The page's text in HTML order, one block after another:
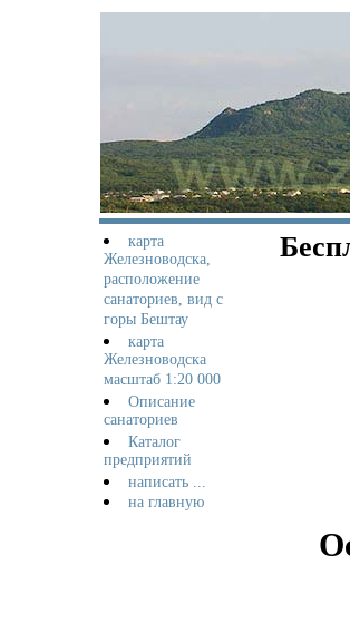
карта
Железноводска,
расположение
санаториев, вид с
горы Бештау
карта
Железноводска
масштаб 1:20 000
Описание
санаториев
Каталог
предприятий
написать ...
на главную